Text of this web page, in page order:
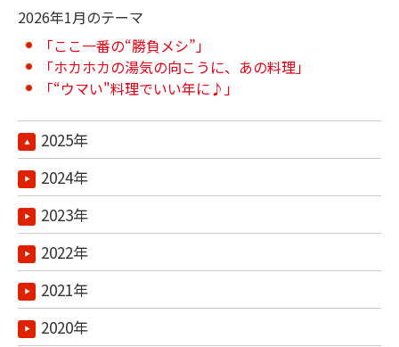
2026年1月のテーマ
「ここ一番の“勝負メシ”」
「ホカホカの湯気の向こうに、あの料理」
「“ウマい"料理でいい年に♪」
2025年
2024年
2023年
2022年
2021年
2020年